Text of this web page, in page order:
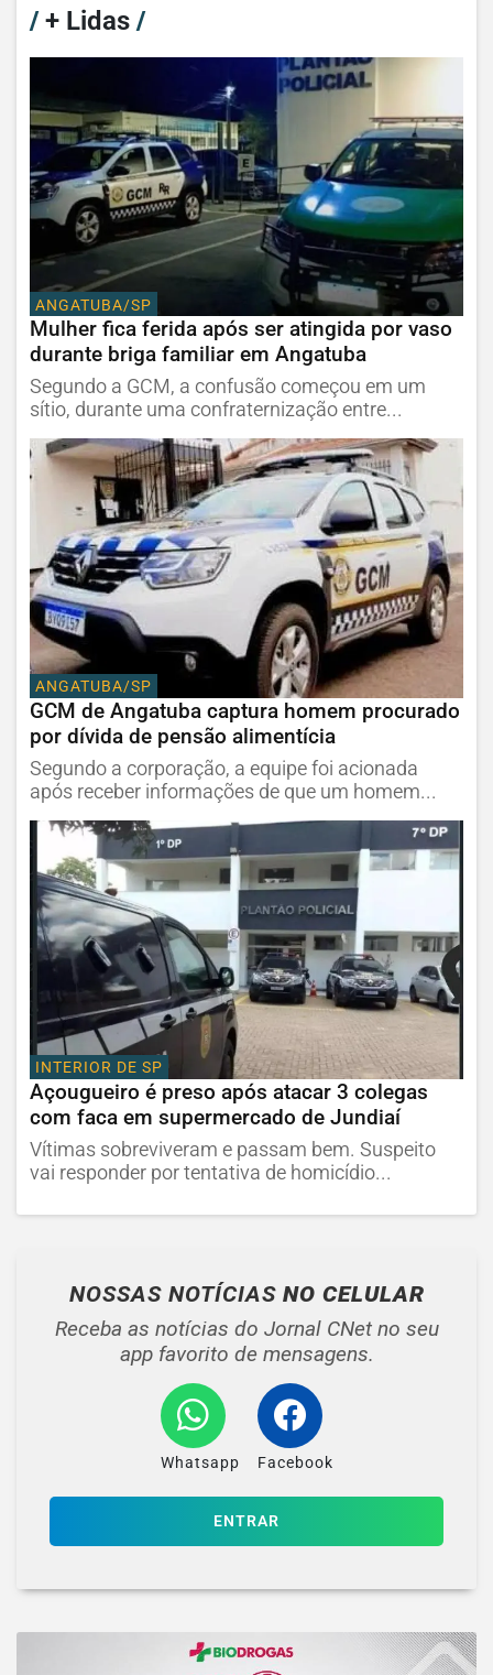
/+ Lidas /
ANGATUBA/SP
Mulher fica ferida após ser atingida por vaso
durante briga familiar em Angatuba
Segundo a GCM, a confusão começou em um
sítio, durante uma confraternização entre...
ANGATUBA/SP
GCM de Angatuba captura homem procurado
por dívida de pensão alimentícia
Segundo a corporação, a equipe foi acionada
após receber informações de que um homem...
INTERIOR DE SP
Açougueiro é preso após atacar 3 colegas
com faca em supermercado de Jundiaí
Vítimas sobreviveram e passam bem. Suspeito
vai responder por tentativa de homicídio...
NOSSAS NOTÍCIAS NO CELULAR
Receba as notícias do Jornal CNet no seu
app favorito de mensagens.
Whatsapp Facebook
ENTRAR